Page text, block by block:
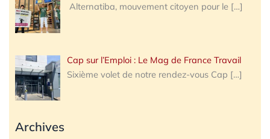
Alternatiba, mouvement citoyen pour le […]
Cap sur l’Emploi : Le Mag de France Travail
Sixième volet de notre rendez-vous Cap […]
Archives